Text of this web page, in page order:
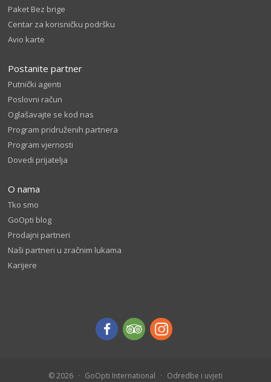
Paket Bez brige
Centar za korisničku podršku
Avio karte
Postanite partner
Putnički agenti
Poslovni račun
Oglašavajte se kod nas
Program pridruženih partnera
Program vjernosti
Dovedi prijatelja
O nama
Tko smo
GoOpti blog
Prodajni partneri
Naši partneri u zračnim lukama
Karijere
© 2026 GoOpti International Odredbe i uvjeti